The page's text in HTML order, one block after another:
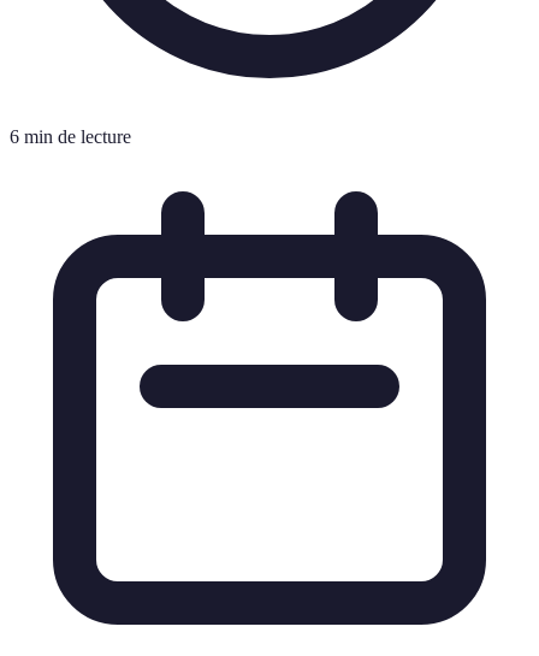
6 min de lecture